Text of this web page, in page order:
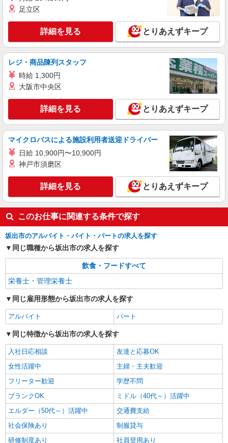
足立区
詳細を見る とりあえずキープ
レジ・商品陳列スタッフ
時給 1,300円
大阪市中央区
詳細を見る とりあえずキープ
マイクロバスによる施設利用者送迎ドライバー
日給 10,900円〜10,900円
神戸市須磨区
詳細を見る とりあえずキープ
このお仕事に関連する条件で探す
坂出市のアルバイト・バイト・パートの求人を探す
同じ職種から坂出市の求人を探す
飲食・フードすべて
栄養士・管理栄養士
同じ雇用形態から坂出市の求人を探す
アルバイト パート
同じ特徴から坂出市の求人を探す
入社日応相談
友達と応募OK
女性活躍中
主婦・主夫歓迎
フリーター歓迎
学歴不問
ブランクOK
ミドル（40代～）活躍中
エルダー（50代～）活躍中
交通費支給
社会保険あり
制服貸与
研修制度あり
社員登用あり